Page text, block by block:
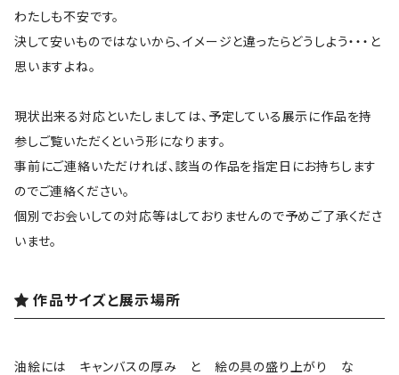
わたしも不安です。
決して安いものではないから、イメージと違ったらどうしよう・・・と
思いますよね。
現状出来る対応といたしましては、予定している展示に作品を持
参しご覧いただくという形になります。
事前にご連絡いただければ、該当の作品を指定日にお持ちします
のでご連絡ください。
個別でお会いしての対応等はしておりませんので予めご了承くださ
いませ。
作品サイズと展示場所
油絵には キャンバスの厚み と 絵の具の盛り上がり な